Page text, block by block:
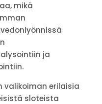
mikä
ja
valikoiman erilaisia
sloteista